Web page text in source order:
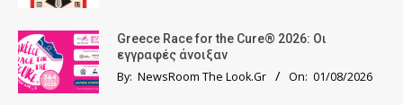
Greece Race for the Cure® 2026: Οι
εγγραφές άνοιξαν
By: NewsRoom The Look.Gr On: 01/08/2026